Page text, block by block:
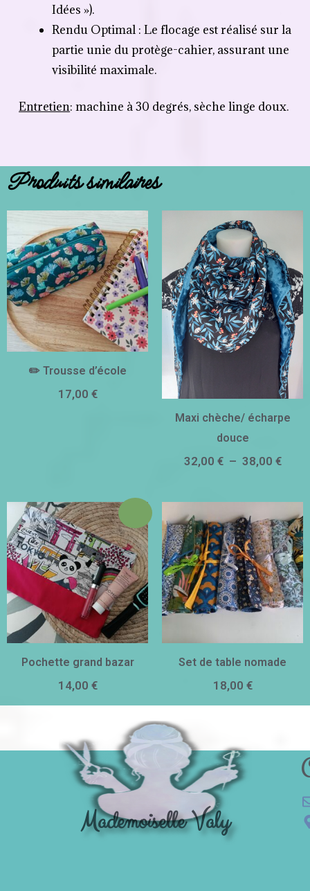
Idées »).
Rendu Optimal : Le flocage est réalisé sur la
partie unie du protège-cahier, assurant une
visibilité maximale.
Entretien: machine à 30 degrés, sèche linge doux.
Produits similaires
✏️ Trousse d’école
17,00 €
Maxi chèche/ écharpe
douce
32,00 € – 38,00 €
à
Promo !
Pochette grand bazar
14,00 €
Set de table nomade
18,00 €
Mademoiselle Valy